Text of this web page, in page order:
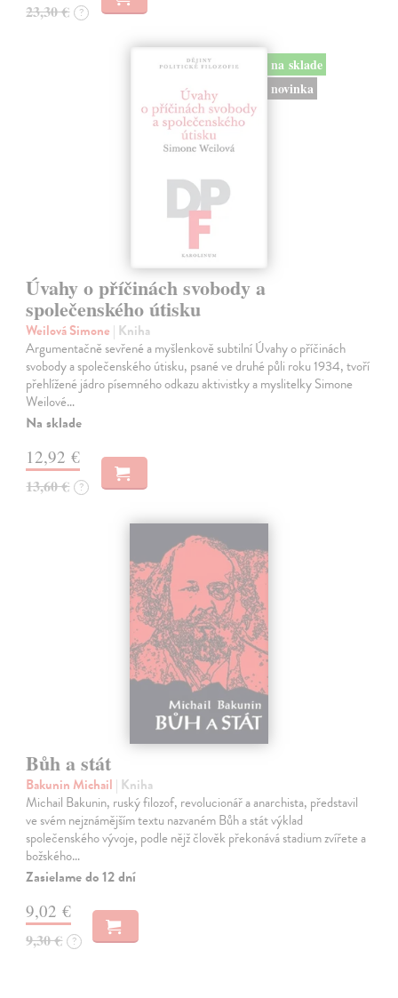
23,30 € ?
na sklade
novinka
Úvahy o příčinách svobody a
společenského útisku
Weilová Simone | Kniha
Argumentačně sevřené a myšlenkově subtilní Úvahy o příčinách
svobody a společenského útisku, psané ve druhé půli roku 1934, tvoří
přehlížené jádro písemného odkazu aktivistky a myslitelky Simone
Weilové…
Na sklade
12,92 €
13,60 € ?
Bůh a stát
Bakunin Michail | Kniha
Michail Bakunin, ruský filozof, revolucionář a anarchista, představil
ve svém nejznámějším textu nazvaném Bůh a stát výklad
společenského vývoje, podle nějž člověk překonává stadium zvířete a
božského…
Zasielame do 12 dní
9,02 €
9,30 € ?